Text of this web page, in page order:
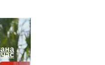
Для Беженцев